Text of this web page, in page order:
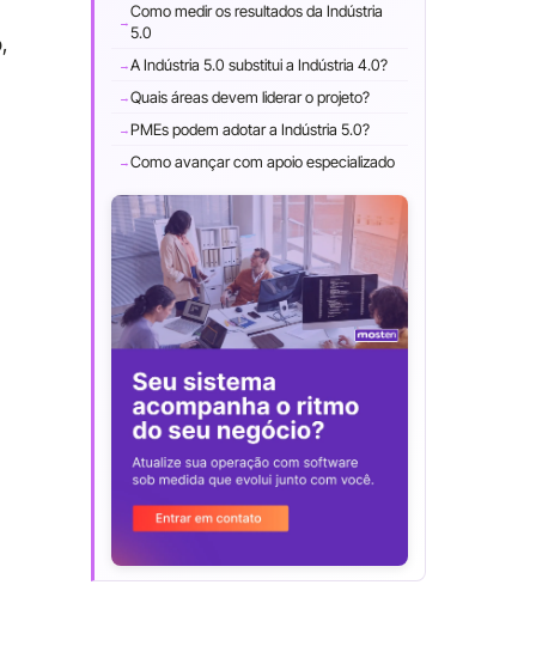
Como medir os resultados da Indústria
5.0
A Indústria 5.0 substitui a Indústria 4.0?
Quais áreas devem liderar o projeto?
PMEs podem adotar a Indústria 5.0?
Como avançar com apoio especializado